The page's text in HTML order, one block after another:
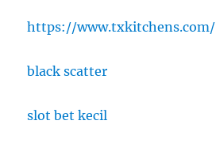
https://www.txkitchens.com/
black scatter
slot bet kecil